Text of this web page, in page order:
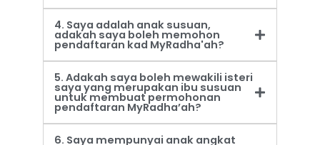
4. Saya adalah anak susuan,
adakah saya boleh memohon
pendaftaran kad MyRadha'ah?
5. Adakah saya boleh mewakili isteri
saya yang merupakan ibu susuan
untuk membuat permohonan
pendaftaran MyRadha’ah?
6. Saya mempunyai anak angkat